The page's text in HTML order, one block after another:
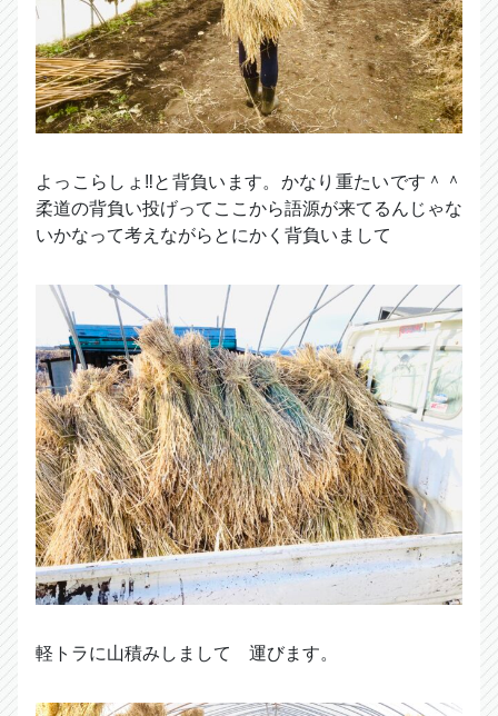
よっこらしょ‼︎と背負います。かなり重たいです＾＾
柔道の背負い投げってここから語源が来てるんじゃな
いかなって考えながらとにかく背負いまして
軽トラに山積みしまして 運びます。